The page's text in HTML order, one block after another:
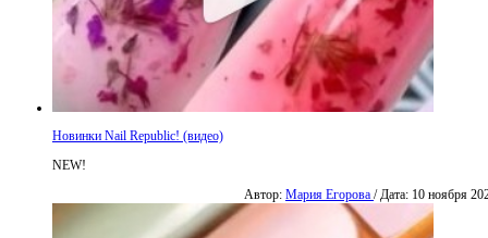
Новинки Nail Republic! (видео)
NEW!
Автор: Мария Егорова / Дата: 10 ноября